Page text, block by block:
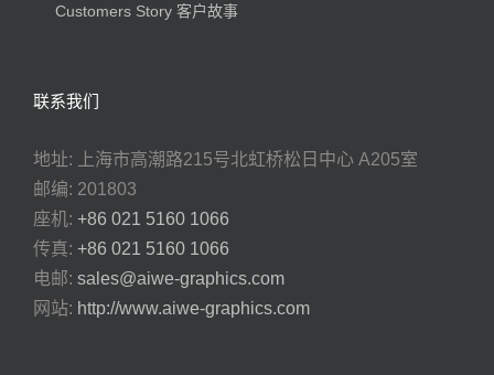
Customers Story 客户故事
联系我们
地址: 上海市高潮路215号北虹桥松日中心 A205室
邮编: 201803
座机: +86 021 5160 1066
传真: +86 021 5160 1066
电邮: sales@aiwe-graphics.com
网站: http://www.aiwe-graphics.com